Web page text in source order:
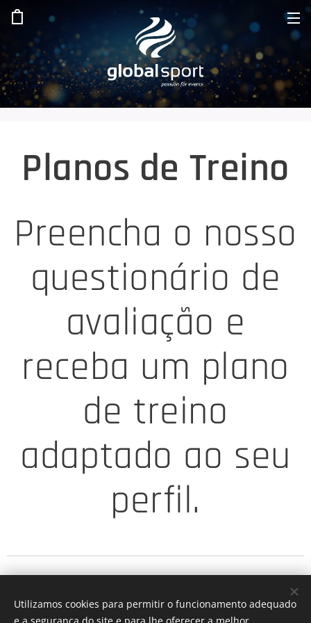
Planos de Treino
Preencha o nosso
questionário de
avaliação e
receba um plano
de treino
adaptado ao seu
perfil.
Utilizamos cookies para permitir o funcionamento adequado